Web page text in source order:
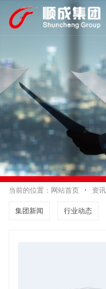
当前的位置： 网站首页  资
集团新闻 行业动态